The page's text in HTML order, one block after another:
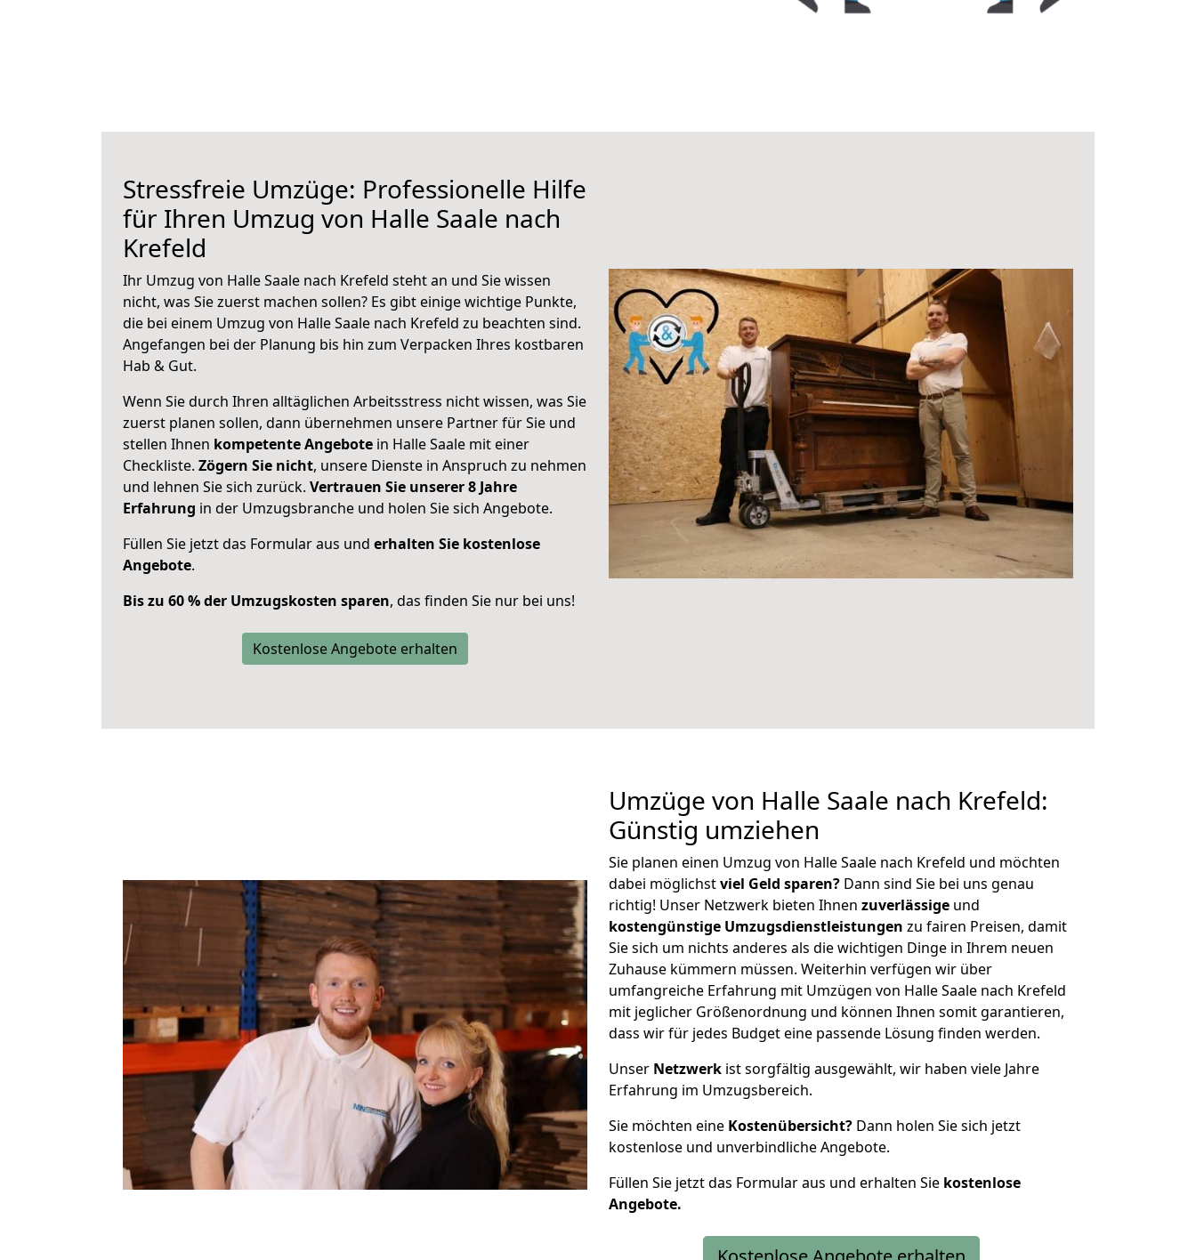
Stressfreie Umzüge: Professionelle Hilfe
für Ihren Umzug von Halle Saale nach
Krefeld
Ihr Umzug von Halle Saale nach Krefeld steht an und Sie wissen
nicht, was Sie zuerst machen sollen? Es gibt einige wichtige Punkte,
die bei einem Umzug von Halle Saale nach Krefeld zu beachten sind.
Angefangen bei der Planung bis hin zum Verpacken Ihres kostbaren
Hab & Gut.
Wenn Sie durch Ihren alltäglichen Arbeitsstress nicht wissen, was Sie
zuerst planen sollen, dann übernehmen unsere Partner für Sie und
stellen Ihnen kompetente Angebote in Halle Saale mit einer
Checkliste. Zögern Sie nicht, unsere Dienste in Anspruch zu nehmen
und lehnen Sie sich zurück. Vertrauen Sie unserer 8 Jahre
Erfahrung in der Umzugsbranche und holen Sie sich Angebote.
Füllen Sie jetzt das Formular aus und erhalten Sie kostenlose
Angebote.
Bis zu 60 % der Umzugskosten sparen, das finden Sie nur bei uns!
Kostenlose Angebote erhalten
Umzüge von Halle Saale nach Krefeld:
Günstig umziehen
Sie planen einen Umzug von Halle Saale nach Krefeld und möchten
dabei möglichstviel Geld sparen? Dann sind Sie bei uns genau
richtig! Unser Netzwerk bieten Ihnen zuverlässige und
kostengünstige Umzugsdienstleistungen zu fairen Preisen, damit
Sie sich um nichts anderes als die wichtigen Dinge in Ihrem neuen
Zuhause kümmern müssen. Weiterhin verfügen wir über
umfangreiche Erfahrung mit Umzügen von Halle Saale nach Krefeld
mit jeglicher Größenordnung und können Ihnen somit garantieren,
dass wir für jedes Budget eine passende Lösung finden werden.
Unser Netzwerk ist sorgfältig ausgewählt, wir haben viele Jahre
Erfahrung im Umzugsbereich.
Sie möchten eine Kostenübersicht? Dann holen Sie sich jetzt
kostenlose und unverbindliche Angebote.
Füllen Sie jetzt das Formular aus und erhalten Sie kostenlose
Angebote.